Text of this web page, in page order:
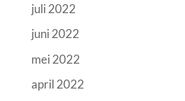
juli 2022
juni 2022
mei 2022
april 2022